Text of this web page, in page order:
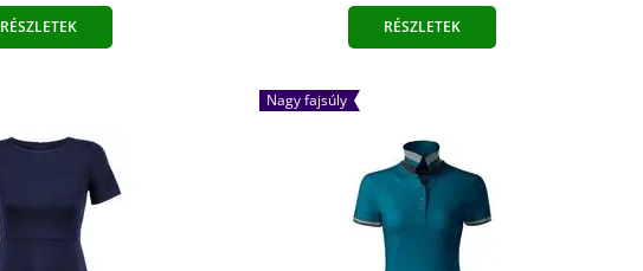
RÉSZLETEK RÉSZLETEK
Nagy fajsúly